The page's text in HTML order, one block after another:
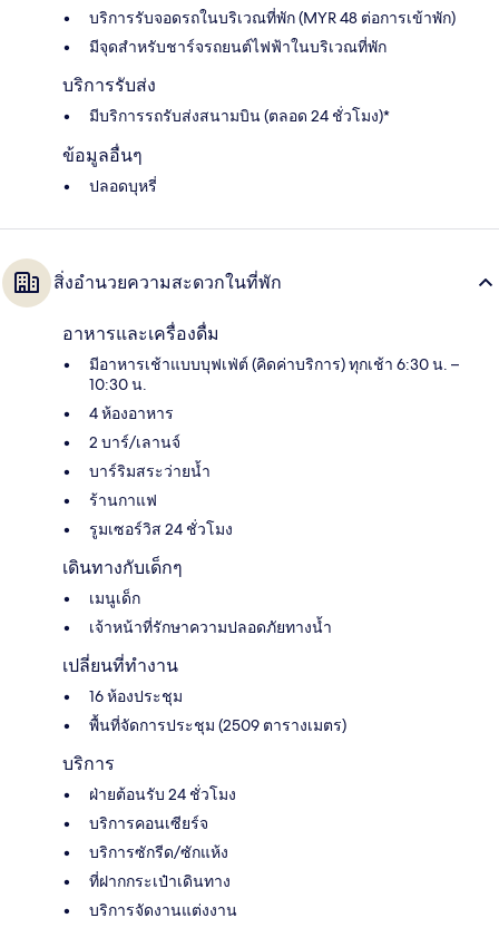
บริการรับจอดรถในบริเวณที่พัก (MYR 48 ต่อการเข้าพัก)
มีจุดสำหรับชาร์จรถยนต์ไฟฟ้าในบริเวณที่พัก
บริการรับส่ง
มีบริการรถรับส่งสนามบิน (ตลอด 24 ชั่วโมง)*
ข้อมูลอื่นๆ
ปลอดบุหรี่
สิ่งอำนวยความสะดวกในที่พัก
อาหารและเครื่องดื่ม
มีอาหารเช้าแบบบุฟเฟ่ต์ (คิดค่าบริการ) ทุกเช้า 6:30 น. –
10:30 น.
4 ห้องอาหาร
2 บาร์/เลานจ์
บาร์ริมสระว่ายน้ำ
ร้านกาแฟ
รูมเซอร์วิส 24 ชั่วโมง
เดินทางกับเด็กๆ
เมนูเด็ก
เจ้าหน้าที่รักษาความปลอดภัยทางน้ำ
เปลี่ยนที่ทำงาน
16 ห้องประชุม
พื้นที่จัดการประชุม (2509 ตารางเมตร)
บริการ
ฝ่ายต้อนรับ 24 ชั่วโมง
บริการคอนเซียร์จ
บริการซักรีด/ซักแห้ง
ที่ฝากกระเป๋าเดินทาง
บริการจัดงานแต่งงาน